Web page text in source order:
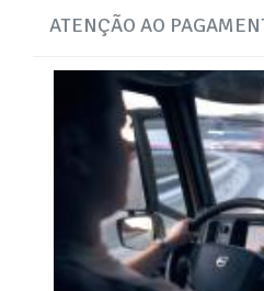
ATENÇÃO AO